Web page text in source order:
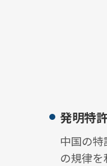
発明特
中国の
の規律